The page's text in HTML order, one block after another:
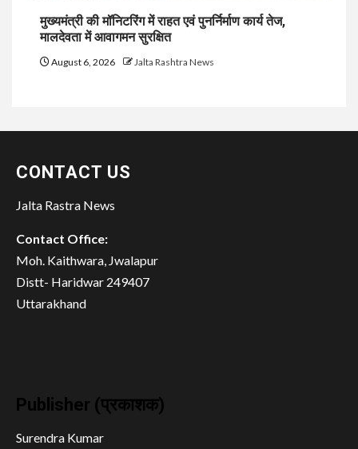
मुख्यमंत्री की मॉनिटरिंग में राहत एवं पुनर्निर्माण कार्य तेज,
मालदेवता में आवागमन सुरक्षित
August 6, 2026 Jalta Rashtra News
CONTACT US
Jalta Rastra News
Contact Office:
Moh. Kaithwara, Jwalapur
Distt- Haridwar 249407
Uttarakhand
Publisher (प्रकाशक)
Surendra Kumar